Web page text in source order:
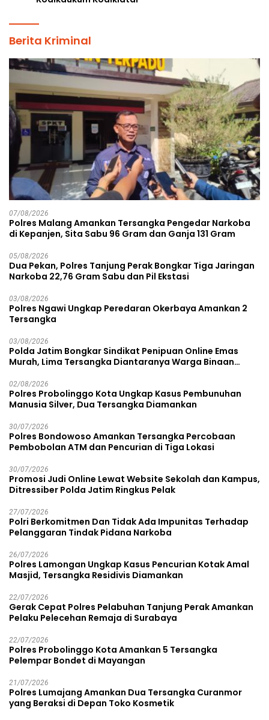
Berita Kriminal
07/08/2026
Polres Malang Amankan Tersangka Pengedar Narkoba
di Kepanjen, Sita Sabu 96 Gram dan Ganja 131 Gram
05/08/2026
Dua Pekan, Polres Tanjung Perak Bongkar Tiga Jaringan
Narkoba 22,76 Gram Sabu dan Pil Ekstasi
03/08/2026
Polres Ngawi Ungkap Peredaran Okerbaya Amankan 2
Tersangka
03/08/2026
Polda Jatim Bongkar Sindikat Penipuan Online Emas
Murah, Lima Tersangka Diantaranya Warga Binaan
02/08/2026
Polres Probolinggo Kota Ungkap Kasus Pembunuhan
Manusia Silver, Dua Tersangka Diamankan
30/07/2026
Polres Bondowoso Amankan Tersangka Percobaan
Pembobolan ATM dan Pencurian di Tiga Lokasi
30/07/2026
Promosi Judi Online Lewat Website Sekolah dan Kampus,
Ditressiber Polda Jatim Ringkus Pelak
27/07/2026
Polri Berkomitmen Dan Tidak Ada Impunitas Terhadap
Pelanggaran Tindak Pidana Narkoba
26/07/2026
Polres Lamongan Ungkap Kasus Pencurian Kotak Amal
Masjid, Tersangka Residivis Diamankan
22/07/2026
Gerak Cepat Polres Pelabuhan Tanjung Perak Amankan
Pelaku Pelecehan Remaja di Surabaya
22/07/2026
Polres Probolinggo Kota Amankan 5 Tersangka
Pelempar Bondet di Mayangan
21/07/2026
Polres Lumajang Amankan Dua Tersangka Curanmor
yang Beraksi di Depan Toko Kosmetik